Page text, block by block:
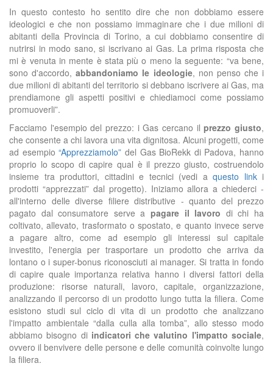
In questo contesto ho sentito dire che non dobbiamo essere
ideologici e che non possiamo immaginare che i due milioni di
abitanti della Provincia di Torino, a cui dobbiamo consentire di
nutrirsi in modo sano, si iscrivano ai Gas. La prima risposta che
mi è venuta in mente è stata più o meno la seguente: “va bene,
sono d'accordo,abbandoniamo le ideologie, non penso che i
due milioni di abitanti del territorio si debbano iscrivere ai Gas, ma
prendiamone gli aspetti positivi e chiediamoci come possiamo
promuoverli”.
Facciamo l'esempio del prezzo: i Gas cercano ilprezzo giusto,
che consente a chi lavora una vita dignitosa. Alcuni progetti, come
ad esempio“Apprezziamolo” del Gas BioRekk di Padova, hanno
proprio lo scopo di capire qual è il prezzo giusto, costruendolo
insieme tra produttori, cittadini e tecnici (vedi a questo linki
prodotti “apprezzati” dal progetto). Iniziamo allora a chiederci -
all'interno delle diverse filiere distributive - quanto del prezzo
pagato dal consumatore serve a pagare il lavoro di chi ha
coltivato, allevato, trasformato o spostato, e quanto invece serve
a pagare altro, come ad esempio gli interessi sul capitale
investito, l'energia per trasportare un prodotto che arriva da
lontano o i super-bonus riconosciuti ai manager. Si tratta in fondo
di capire quale importanza relativa hanno i diversi fattori della
produzione: risorse naturali, lavoro, capitale, organizzazione,
analizzando il percorso di un prodotto lungo tutta la filiera. Come
esistono studi sul ciclo di vita di un prodotto che analizzano
l'impatto ambientale “dalla culla alla tomba”, allo stesso modo
abbiamo bisogno di indicatori che valutino l'impatto sociale,
ovvero il benvivere delle persone e delle comunità coinvolte lungo
la filiera.